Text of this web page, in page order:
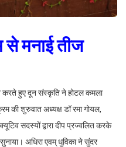
मनाई तीज
करते हुए दून संस्कृति ने होटल कमला
की शुरुवात अध्यक्ष डॉ रमा गोयल,
सदस्यों द्वारा दीप प्रज्वलित करके
अधिरा एवम् धुविका ने सुंदर